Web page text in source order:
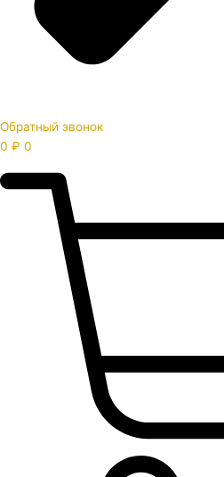
Обратный звонок
0 ₽ 0